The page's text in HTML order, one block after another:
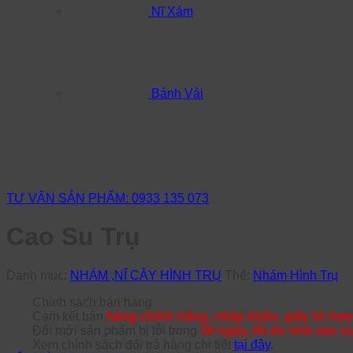
Nĩ Xám
Bánh Vải
TƯ VẤN SẢN PHẨM: 0933 135 073
NHÁM ,NĨ CÂY HÌNH TRỤ
Nhám Hình Trụ
hàng chính hãng, nhập khẩu, giấy tờ
30 ngày, lỗi do nhà sản
tại đây.